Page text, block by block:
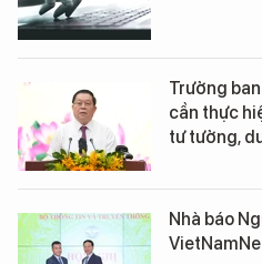
Trưởng
cần thực
tư tưởng,
Nhà báo